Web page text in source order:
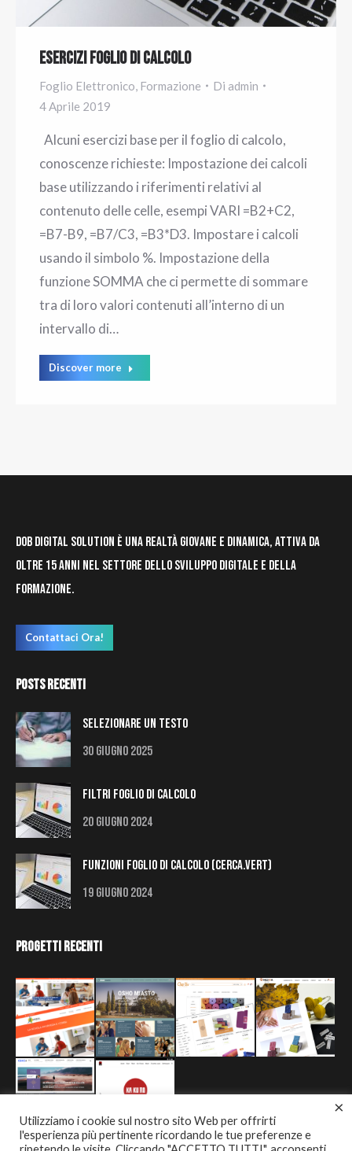
Esercizi Foglio di Calcolo
Foglio Elettronico, Formazione Di admin
4 Aprile 2019
Alcuni esercizi base per il foglio di calcolo,
conoscenze richieste: Impostazione dei calcoli
base utilizzando i riferimenti relativi al
contenuto delle celle, esempi VARI =B2+C2,
=B7-B9, =B7/C3, =B3*D3. Impostare i calcoli
usando il simbolo %. Impostazione della
funzione SOMMA che ci permette di sommare
tra di loro valori contenuti all’interno di un
intervallo di…
Discover more
DOB Digital Solution è una realtà giovane e dinamica, attiva da
oltre 15 anni nel settore dello sviluppo digitale e della
formazione.
Contattaci Ora!
Posts Recenti
Selezionare un testo
30 Giugno 2025
Filtri Foglio di Calcolo
20 Giugno 2024
Funzioni Foglio di Calcolo (Cerca.Vert)
19 Giugno 2024
Progetti Recenti
Utilizziamo i cookie sul nostro sito Web per offrirti
l'esperienza più pertinente ricordando le tue preferenze e
×